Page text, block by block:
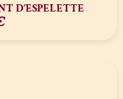
D’ESPELETTE